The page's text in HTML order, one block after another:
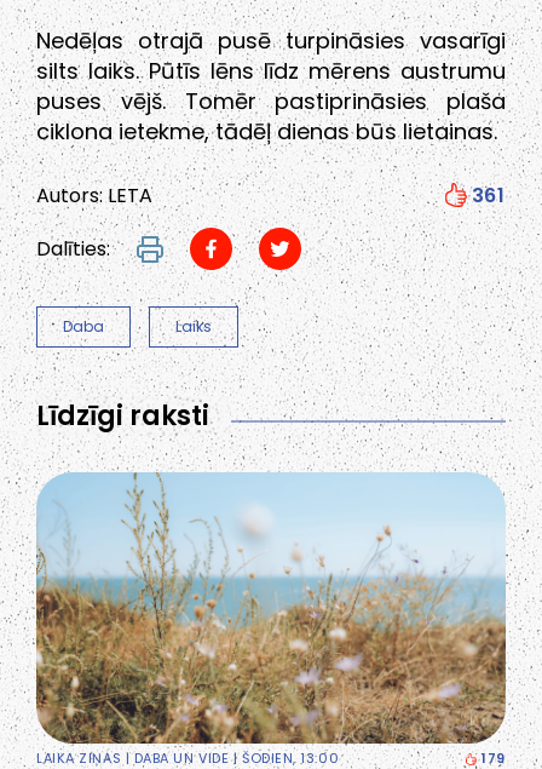
Nedēļas otrajā pusē turpināsies vasarīgi
silts laiks. Pūtīs lēns līdz mērens austrumu
puses vējš. Tomēr pastiprināsies plaša
ciklona ietekme, tādēļ dienas būs lietainas.
Autors: LETA
361
Dalīties:
Daba Laiks
Līdzīgi raksti
LAIKA ZIŅAS |DABA UN VIDE| ŠODIEN, 13:00 179